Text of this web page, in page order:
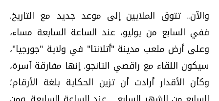
والآن.. تتوق الملايين إلى موعد جديد مع التاريخ.
ففي السابع من يوليو، عند الساعة السابعة مساء،
وعلى أرض ملعب مدينة "أتلانتا" في ولاية "جورجيا"،
سيكون اللقاء مع راقصي التانجو. إنها مفارقة آسرة،
وكأن الأقدار أرادت أن تزين الحكاية بلغة الأرقام؛